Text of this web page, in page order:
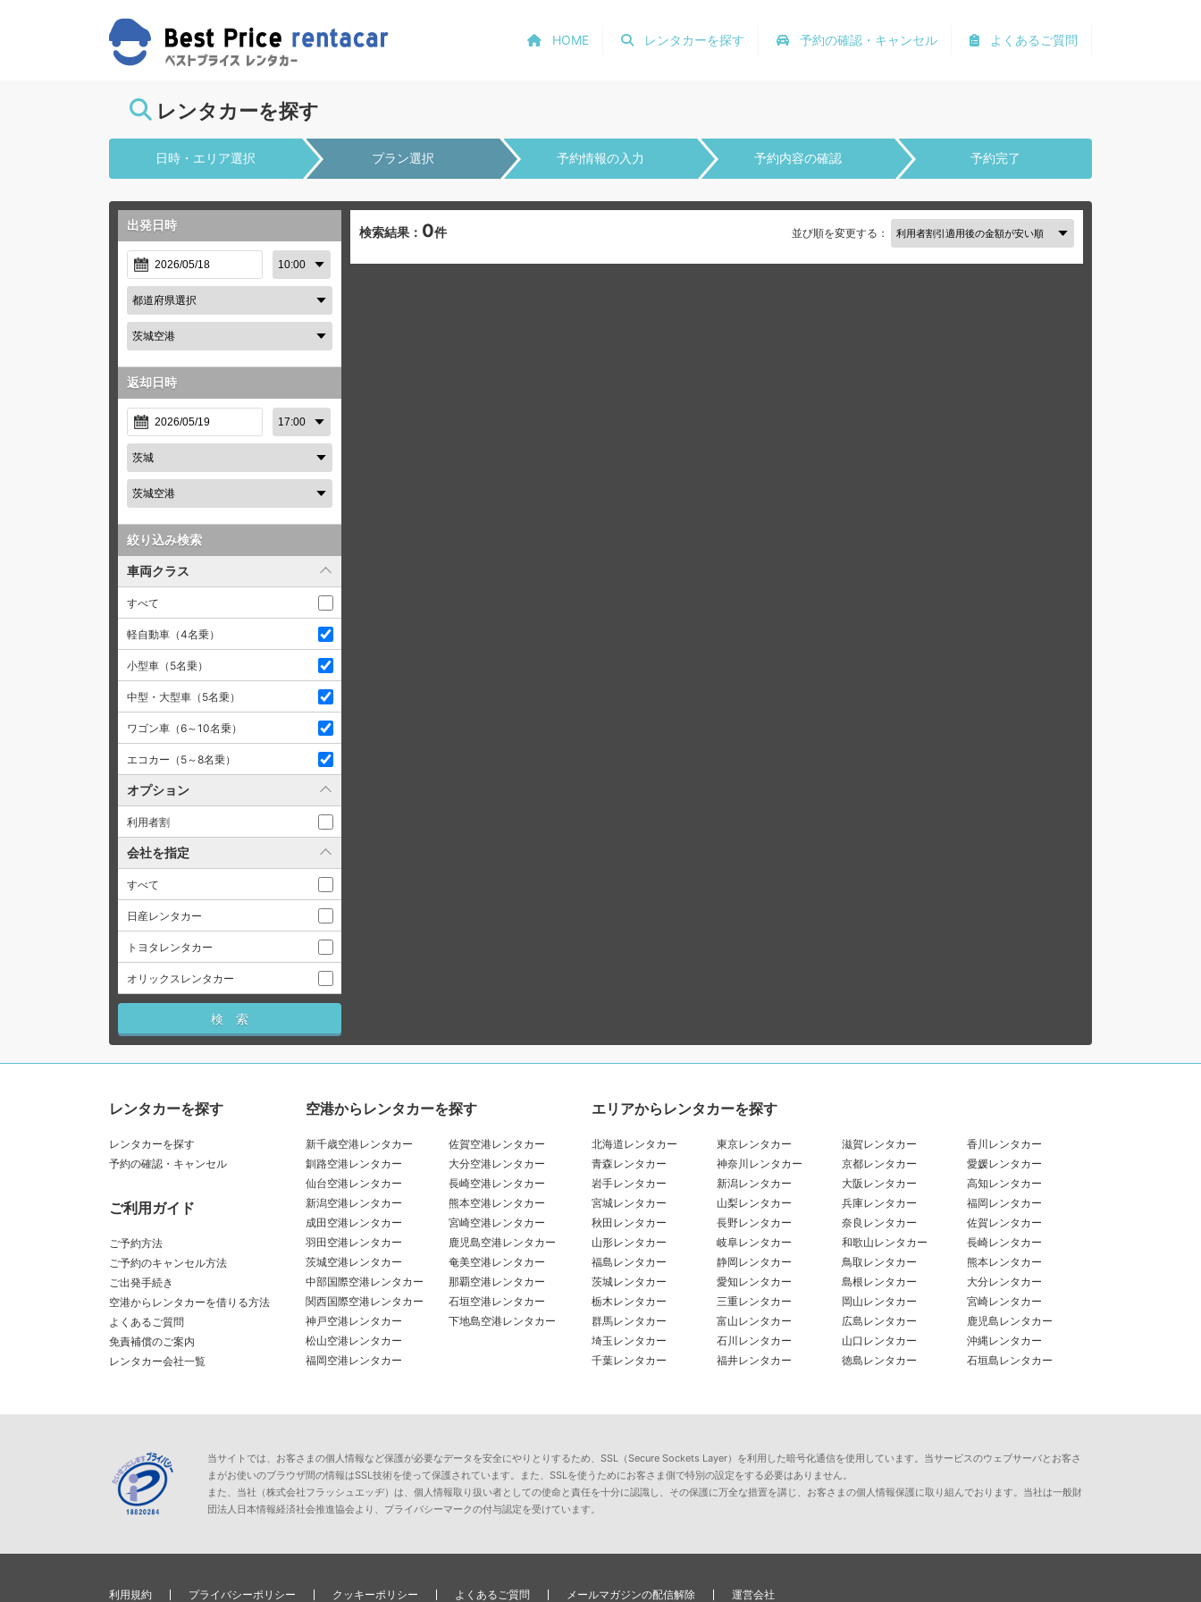
よくあるご質問
予約の確認・キャンセル
レンタカーを探す
HOME
レンタカーを探す
日時・エリア選択 プラン選択 予約情報の入力 予約内容の確認 予約完了
出発日時
返却日時
絞り込み検索
車両クラス
すべて
軽自動車（4名乗）
小型車（5名乗）
中型・大型車（5名乗）
ワゴン車（6～10名乗）
エコカー（5～8名乗）
オプション
利用者割
会社を指定
すべて
日産レンタカー
トヨタレンタカー
オリックスレンタカー
検索結果： 0件 並び順を変更する：
レンタカーを探す
レンタカーを探す
予約の確認・キャンセル
ご利用ガイド
ご予約方法
ご予約のキャンセル方法
ご出発手続き
空港からレンタカーを借りる方法
よくあるご質問
免責補償のご案内
レンタカー会社一覧
空港からレンタカーを探す
新千歳空港レンタカー
釧路空港レンタカー
仙台空港レンタカー
新潟空港レンタカー
成田空港レンタカー
羽田空港レンタカー
茨城空港レンタカー
中部国際空港レンタカー
関西国際空港レンタカー
神戸空港レンタカー
松山空港レンタカー
福岡空港レンタカー
佐賀空港レンタカー
大分空港レンタカー
長崎空港レンタカー
熊本空港レンタカー
宮崎空港レンタカー
鹿児島空港レンタカー
奄美空港レンタカー
那覇空港レンタカー
石垣空港レンタカー
下地島空港レンタカー
エリアからレンタカーを探す
北海道レンタカー
青森レンタカー
岩手レンタカー
宮城レンタカー
秋田レンタカー
山形レンタカー
福島レンタカー
茨城レンタカー
栃木レンタカー
群馬レンタカー
埼玉レンタカー
千葉レンタカー
東京レンタカー
神奈川レンタカー
新潟レンタカー
山梨レンタカー
長野レンタカー
岐阜レンタカー
静岡レンタカー
愛知レンタカー
三重レンタカー
富山レンタカー
石川レンタカー
福井レンタカー
滋賀レンタカー
京都レンタカー
大阪レンタカー
兵庫レンタカー
奈良レンタカー
和歌山レンタカー
鳥取レンタカー
島根レンタカー
岡山レンタカー
広島レンタカー
山口レンタカー
徳島レンタカー
香川レンタカー
愛媛レンタカー
高知レンタカー
福岡レンタカー
佐賀レンタカー
長崎レンタカー
熊本レンタカー
大分レンタカー
宮崎レンタカー
鹿児島レンタカー
沖縄レンタカー
石垣島レンタカー
当サイトでは、お客さまの個人情報など保護が必要なデータを安全にやりとりするため、SSL（Secure Sockets Layer）を利用した暗号化通信を使用しています。当サービスのウェブサーバとお客さ
まがお使いのブラウザ間の情報はSSL技術を使って保護されています。また、SSLを使うためにお客さま側で特別の設定をする必要はありません。
また、当社（株式会社フラッシュエッヂ）は、個人情報取り扱い者としての使命と責任を十分に認識し、その保護に万全な措置を講じ、お客さまの個人情報保護に取り組んでおります。当社は一般財
団法人日本情報経済社会推進協会より、プライバシーマークの付与認定を受けています。
利用規約 プライバシーポリシー クッキーポリシー よくあるご質問 メールマガジンの配信解除 運営会社